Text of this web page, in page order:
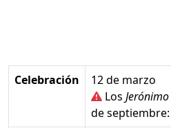
Celebración 12 de marzo
Los Jerónimo
de septiembre: